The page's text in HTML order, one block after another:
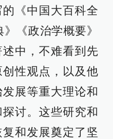
《中国大百科全
《政治学概要》
述中，不难看到先
性观点，以及他
展等重大理论和
讨。这些研究和
和发展奠定了坚